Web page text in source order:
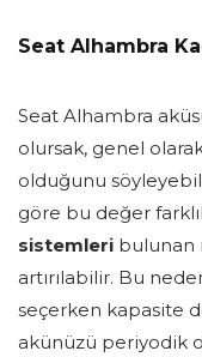
Seat Alhambra
Seat Alhambra
olursak, genel
olduğunu
göre bu değer
sistemleri bulunan
artırılabilir. Bu
seçerken kapasite
akünüzü periyodik